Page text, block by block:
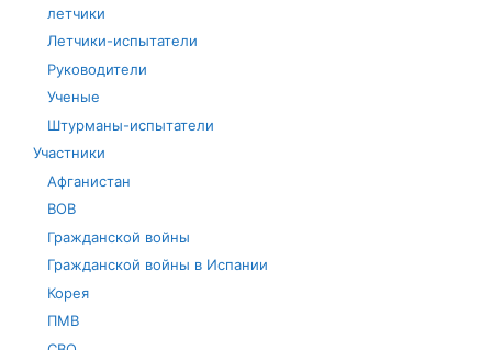
летчики
Летчики-испытатели
Руководители
Ученые
Штурманы-испытатели
Участники
Афганистан
ВОВ
Гражданской войны
Гражданской войны в Испании
Корея
ПМВ